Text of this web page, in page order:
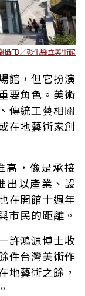
攝FB／彰化縣立美術館
館，但它扮演
要角色。美術
傳統工藝相關
在地藝術家創
高，像是承接
出以產業、設
在開館十週年
市民的距離。
許鴻源博士收
件台灣美術作
地藝術之餘，